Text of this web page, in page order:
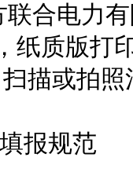
电力有
纸质版打
描或拍
报规范